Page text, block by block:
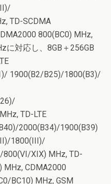
TD-SCDMA
800(BC0) MHz,
対応し、8GB＋256GB
1900(B2/B25)/1800(B3)/
TD-LTE
2000(B34)/1900(B39)
1800(III)/
XIX) MHz, TD-
MHz, CDMA2000
BC10) MHz, GSM